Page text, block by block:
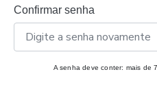
Confirmar senha
A senha deve conter: mais de